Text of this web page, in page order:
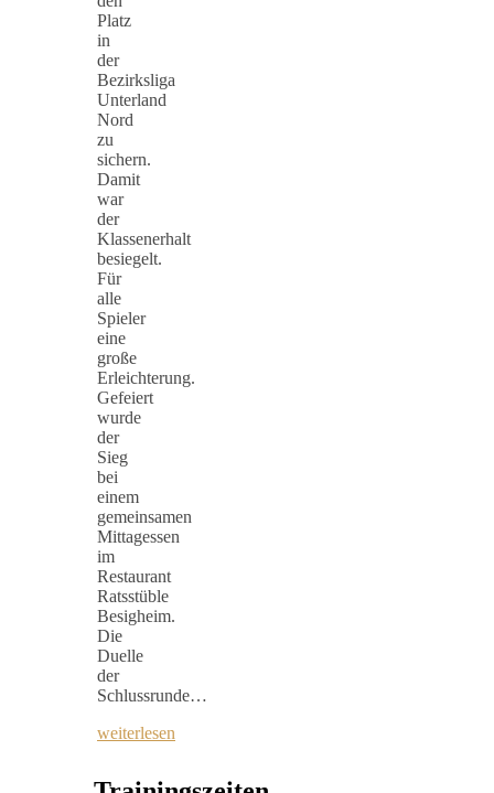
Platz
in
der
Bezirksliga
Unterland
Nord
zu
sichern.
Damit
war
der
Klassenerhalt
besiegelt.
Für
alle
Spieler
eine
große
Erleichterung.
Gefeiert
wurde
der
Sieg
bei
einem
gemeinsamen
Mittagessen
im
Restaurant
Ratsstüble
Besigheim.
Die
Duelle
der
Schlussrunde…
weiterlesen